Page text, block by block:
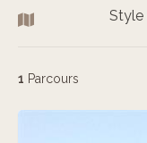
1 Parcours